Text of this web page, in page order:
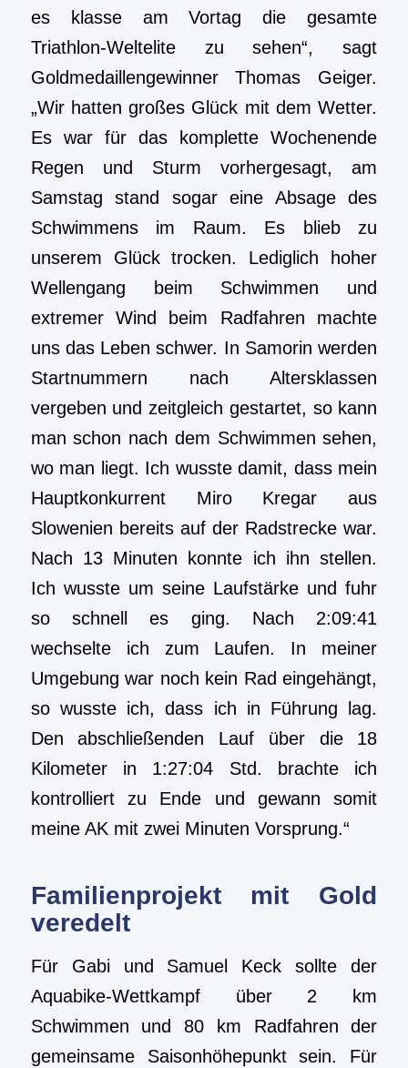
es klasse am Vortag die gesamte
Triathlon-Weltelite zu sehen“, sagt
Goldmedaillengewinner Thomas Geiger.
„Wir hatten großes Glück mit dem Wetter.
Es war für das komplette Wochenende
Regen und Sturm vorhergesagt, am
Samstag stand sogar eine Absage des
Schwimmens im Raum. Es blieb zu
unserem Glück trocken. Lediglich hoher
Wellengang beim Schwimmen und
extremer Wind beim Radfahren machte
uns das Leben schwer. In Samorin werden
Startnummern nach Altersklassen
vergeben und zeitgleich gestartet, so kann
man schon nach dem Schwimmen sehen,
wo man liegt. Ich wusste damit, dass mein
Hauptkonkurrent Miro Kregar aus
Slowenien bereits auf der Radstrecke war.
Nach 13 Minuten konnte ich ihn stellen.
Ich wusste um seine Laufstärke und fuhr
so schnell es ging. Nach 2:09:41
wechselte ich zum Laufen. In meiner
Umgebung war noch kein Rad eingehängt,
so wusste ich, dass ich in Führung lag.
Den abschließenden Lauf über die 18
Kilometer in 1:27:04 Std. brachte ich
kontrolliert zu Ende und gewann somit
meine AK mit zwei Minuten Vorsprung.“
Familienprojekt mit Gold
veredelt
Für Gabi und Samuel Keck sollte der
Aquabike-Wettkampf über 2 km
Schwimmen und 80 km Radfahren der
gemeinsame Saisonhöhepunkt sein. Für